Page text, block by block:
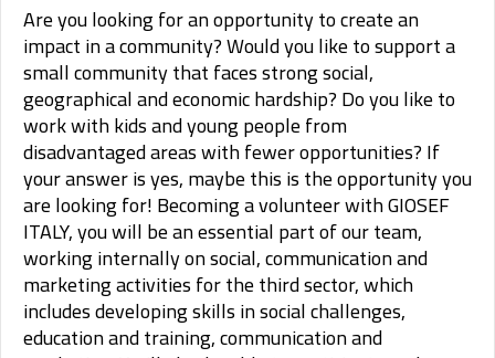
Are you looking for an opportunity to create an
impact in a community? Would you like to support a
small community that faces strong social,
geographical and economic hardship? Do you like to
work with kids and young people from
disadvantaged areas with fewer opportunities? If
your answer is yes, maybe this is the opportunity you
are looking for! Becoming a volunteer with GIOSEF
ITALY, you will be an essential part of our team,
working internally on social, communication and
marketing activities for the third sector, which
includes developing skills in social challenges,
education and training, communication and